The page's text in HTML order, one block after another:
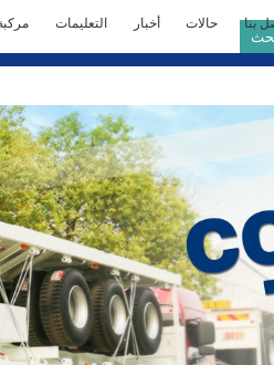
التعليمات أخبار حالات بنا